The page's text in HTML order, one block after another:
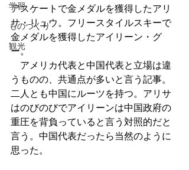
学習
ものづくり
観光
アスケートで金メダルを獲得したアリ
サ・リュウ。フリースタイルスキーで
金メダルを獲得したアイリーン・グ
ー。
アメリカ代表と中国代表と立場は違
うものの、共通点が多いと言う記事。
二人とも中国にルーツを持つ。アリサ
はのびのびでアイリーンは中国政府の
重圧を背負っていると言う対照的だと
言う。中国代表だったら当然のように
思った。